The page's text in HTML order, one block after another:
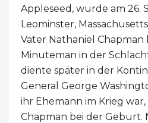
Appleseed, wurde am 26.
Leominster,
Vater Nathaniel Chapman
Minuteman in der
diente später in der
General George
ihr Ehemann im Krieg
Chapman bei der Geburt.